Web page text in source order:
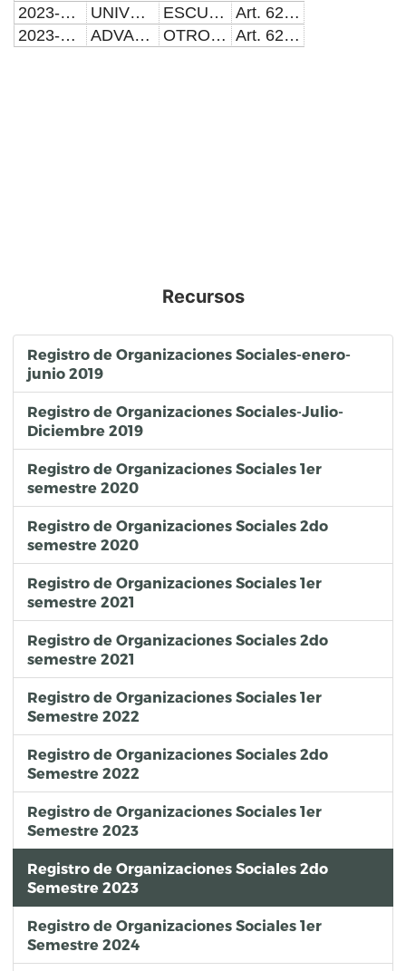
2023-12-21
UNIVERSIDAD METROPOLITANA DE PUEBLA AC ESCUELA DE EDUCACIÓN SUPERIOR
Art. 627 b) del COREMUN
2023-12-21
ADVALITIE AC OTROS SERVICIOS EDUCATIVOS Art. 627 b) del COREMUN
Recursos
Registro de Organizaciones Sociales-enero-
junio 2019
Registro de Organizaciones Sociales-Julio-
Diciembre 2019
Registro de Organizaciones Sociales 1er
semestre 2020
Registro de Organizaciones Sociales 2do
semestre 2020
Registro de Organizaciones Sociales 1er
semestre 2021
Registro de Organizaciones Sociales 2do
semestre 2021
Registro de Organizaciones Sociales 1er
Semestre 2022
Registro de Organizaciones Sociales 2do
Semestre 2022
Registro de Organizaciones Sociales 1er
Semestre 2023
Registro de Organizaciones Sociales 2do
Semestre 2023
Registro de Organizaciones Sociales 1er
Semestre 2024